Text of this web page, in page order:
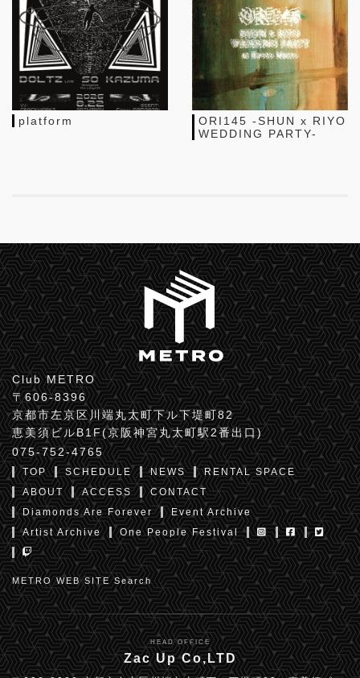
platform
ORI145 -SHUN x RIYO
WEDDING PARTY-
Club METRO
〒606-8396
京都市左京区川端丸太町下ル下堤町82
恵美須ビルB1F(京阪神宮丸太町駅2番出口)
075-752-4765
TOP SCHEDULE NEWS
RENTAL SPACE
ABOUT
ACCESS
CONTACT
Diamonds Are Forever
Event Archive
Artist Archive
One People Festival
METRO WEB SITE Search
HEAD OFFICE
Zac Up Co,LTD